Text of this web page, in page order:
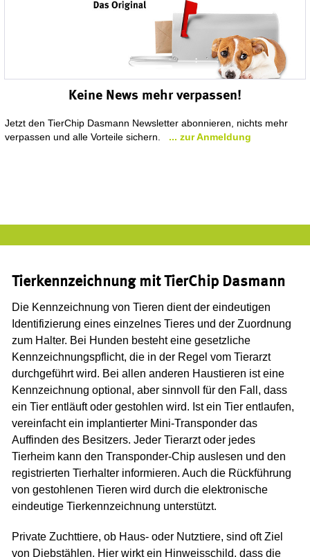
Keine News mehr verpassen!
Jetzt den TierChip Dasmann Newsletter abonnieren, nichts mehr
verpassen und alle Vorteile sichern. ... zur Anmeldung
Tierkennzeichnung mit TierChip Dasmann
Die Kennzeichnung von Tieren dient der eindeutigen
Identifizierung eines einzelnes Tieres und der Zuordnung
zum Halter. Bei Hunden besteht eine gesetzliche
Kennzeichnungspflicht, die in der Regel vom Tierarzt
durchgeführt wird. Bei allen anderen Haustieren ist eine
Kennzeichnung optional, aber sinnvoll für den Fall, dass
ein Tier entläuft oder gestohlen wird. Ist ein Tier entlaufen,
vereinfacht ein implantierter Mini-Transponder das
Auffinden des Besitzers. Jeder Tierarzt oder jedes
Tierheim kann den Transponder-Chip auslesen und den
registrierten Tierhalter informieren. Auch die Rückführung
von gestohlenen Tieren wird durch die elektronische
eindeutige Tierkennzeichnung unterstützt.
Private Zuchttiere, ob Haus- oder Nutztiere, sind oft Ziel
von Diebstählen. Hier wirkt ein Hinweisschild, dass die